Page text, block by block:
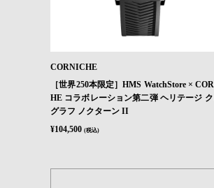
CORNICHE
［世界250本限定］HMS WatchStore ×
HE コラボレーション第二弾 ヘリテージ ク
グラフ ノクターン II
¥104,500 (税込)